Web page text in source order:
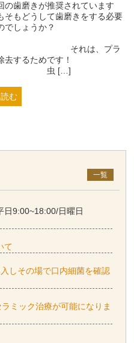
の歯磨きが推奨されています
そもどうして歯磨きをする必要
でしょうか？
れは、プラ
去するためです！
[…]
む
一覧
日9:00~18:00/日曜日
て
しその場で口内細菌を確認
ミック治療が可能になりま